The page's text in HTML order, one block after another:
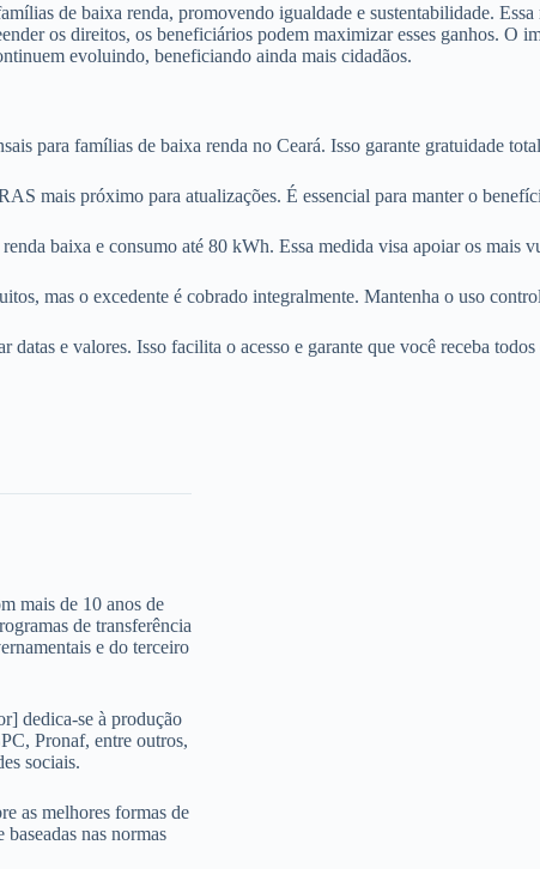
de baixa renda, promovendo igualdade e sustentabilidade.
os direitos, os beneficiários podem maximizar esses ganhos. O
evoluindo, beneficiando ainda mais cidadãos.
para famílias de baixa renda no Ceará. Isso garante gratuidade
mais próximo para atualizações. É essencial para manter o
baixa e consumo até 80 kWh. Essa medida visa apoiar os mais
mas o excedente é cobrado integralmente. Mantenha o uso
datas e valores. Isso facilita o acesso e garante que você receba
mais de 10 anos de
de transferência
e do terceiro
dedica-se à produção
Pronaf, entre outros,
sociais.
as melhores formas de
nas normas